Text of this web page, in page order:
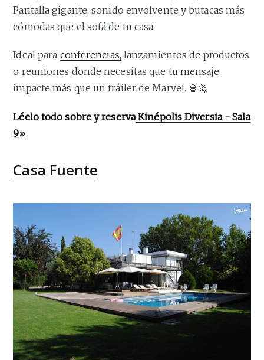
Pantalla gigante, sonido envolvente y butacas más
cómodas que el sofá de tu casa.
Ideal para conferencias,lanzamientos de productos
o reuniones donde necesitas que tu mensaje
impacte más que un tráiler de Marvel. 🍿🚀
Léelo todo sobre y reservaKinépolis Diversia - Sala
9»
Casa Fuente